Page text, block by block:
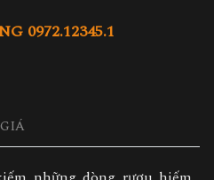
0972.12345.1